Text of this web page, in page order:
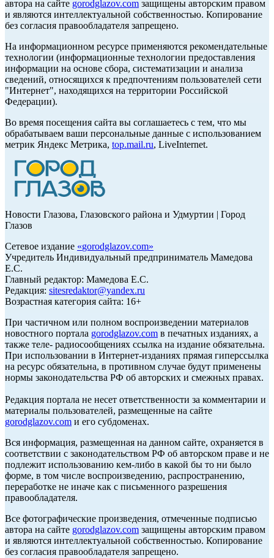
автора на сайте gorodglazov.com защищены авторским правом
и являются интеллектуальной собственностью. Копирование
без согласия правообладателя запрещено.
На информационном ресурсе применяются рекомендательные
технологии (информационные технологии предоставления
информации на основе сбора, систематизации и анализа
сведений, относящихся к предпочтениям пользователей сети
"Интернет", находящихся на территории Российской
Федерации).
Во время посещения сайта вы соглашаетесь с тем, что мы
обрабатываем ваши персональные данные с использованием
метрик Яндекс Метрика, top.mail.ru, LiveInternet.
Новости Глазова, Глазовского района и Удмуртии | Город
Глазов
Сетевое издание «gorodglazov.com»
Учредитель Индивидуальный предприниматель Мамедова
Е.С.
Главный редактор: Мамедова Е.С.
Редакция: sitesredaktor@yandex.ru
Возрастная категория сайта: 16+
При частичном или полном воспроизведении материалов
новостного портала gorodglazov.com в печатных изданиях, а
также теле- радиосообщениях ссылка на издание обязательна.
При использовании в Интернет-изданиях прямая гиперссылка
на ресурс обязательна, в противном случае будут применены
нормы законодательства РФ об авторских и смежных правах.
Редакция портала не несет ответственности за комментарии и
материалы пользователей, размещенные на сайте
gorodglazov.com и его субдоменах.
Вся информация, размещенная на данном сайте, охраняется в
соответствии с законодательством РФ об авторском праве и не
подлежит использованию кем-либо в какой бы то ни было
форме, в том числе воспроизведению, распространению,
переработке не иначе как с письменного разрешения
правообладателя.
Все фотографические произведения, отмеченные подписью
автора на сайте gorodglazov.com защищены авторским правом
и являются интеллектуальной собственностью. Копирование
без согласия правообладателя запрещено.